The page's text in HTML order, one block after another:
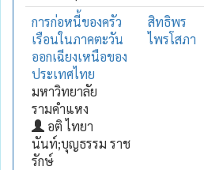
การก่อหนี้ของครัว
เรือนในภาคตะวัน
ออกเฉียงเหนือของ
ประเทศไทย
มหาวิทยาลัย
รามคำแหง
อติ ไทยา
นันท์;บุญธรรม ราช
รักษ์
สิทธิพร
ไพรโสภา